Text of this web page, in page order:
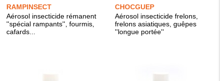
RAMPINSECT
Aérosol insecticide rémanent
''spécial rampants'', fourmis,
cafards...
CHOCGUEP
Aérosol insecticide frelons,
frelons asiatiques, guêpes
''longue portée''